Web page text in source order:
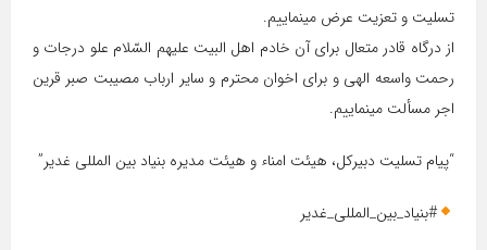
تسلیت و تعزیت عرض مینماییم.
از درگاه قادر متعال برای آن خادم اهل البیت علیهم السّلام علو درجات و
رحمت واسعه الهی و برای اخوان محترم و سایر ارباب مصیبت صبر قرین
اجر مسألت مینماییم.
“پیام تسلیت دبیرکل، هیئت امناء و هیئت مدیره بنیاد بین المللی غدیر”
#بنیاد_بین_المللی_غدیر